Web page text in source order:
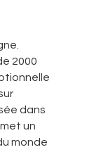
2000
dans
un
monde